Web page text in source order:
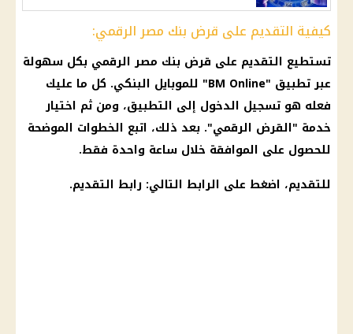
كيفية التقديم على قرض بنك مصر الرقمي:
تستطيع التقديم على قرض بنك مصرالرقمي بكل سهولة
عبر تطبيق "BM Online" للموبايل البنكي. كل ما عليك
فعله هو تسجيل الدخول إلى التطبيق، ومن ثم اختيار
خدمة "القرض الرقمي". بعد ذلك، اتبع الخطوات الموضحة
للحصول على الموافقة خلال ساعة واحدة فقط.
للتقديم، اضغط على الرابط التالي: رابط التقديم.